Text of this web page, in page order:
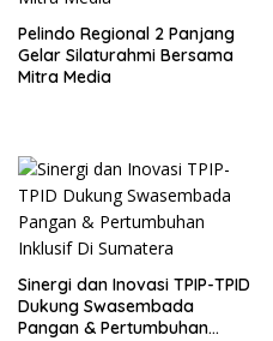
Pelindo Regional 2 Panjang
Gelar Silaturahmi Bersama
Mitra Media
Sinergi dan Inovasi TPIP-TPID
Dukung Swasembada
Pangan & Pertumbuhan